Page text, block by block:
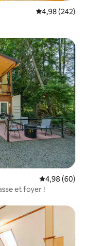
Évaluation
4,98 (242)
Évaluation
4,98 (60)
et foyer !